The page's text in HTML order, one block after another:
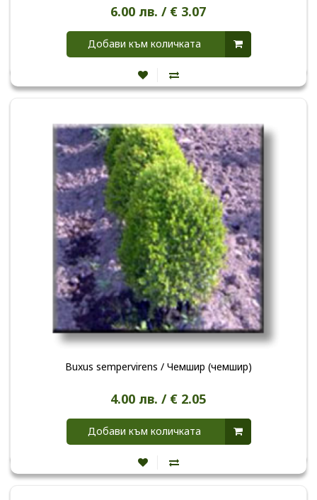
6.00 лв. / € 3.07
Добави към количката
Buxus sempervirens / Чемшир (чемшир)
4.00 лв. / € 2.05
Добави към количката